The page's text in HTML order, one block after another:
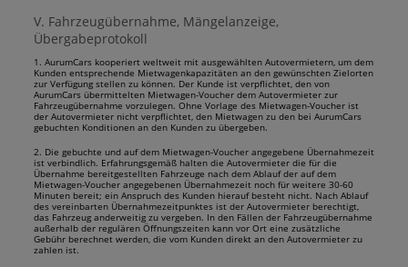
V. Fahrzeugübernahme, Mängelanzeige,
Übergabeprotokoll
1. AurumCars kooperiert weltweit mit ausgewählten Autovermietern, um dem
Kunden entsprechende Mietwagenkapazitäten an den gewünschten Zielorten
zur Verfügung stellen zu können. Der Kunde ist verpflichtet, den von
AurumCars übermittelten Mietwagen-Voucher dem Autovermieter zur
Fahrzeugübernahme vorzulegen. Ohne Vorlage des Mietwagen-Voucher ist
der Autovermieter nicht verpflichtet, den Mietwagen zu den bei AurumCars
gebuchten Konditionen an den Kunden zu übergeben.
2. Die gebuchte und auf dem Mietwagen-Voucher angegebene Übernahmezeit
ist verbindlich. Erfahrungsgemäß halten die Autovermieter die für die
Übernahme bereitgestellten Fahrzeuge nach dem Ablauf der auf dem
Mietwagen-Voucher angegebenen Übernahmezeit noch für weitere 30-60
Minuten bereit; ein Anspruch des Kunden hierauf besteht nicht. Nach Ablauf
des vereinbarten Übernahmezeitpunktes ist der Autovermieter berechtigt,
das Fahrzeug anderweitig zu vergeben. In den Fällen der Fahrzeugübernahme
außerhalb der regulären Öffnungszeiten kann vor Ort eine zusätzliche
Gebühr berechnet werden, die vom Kunden direkt an den Autovermieter zu
zahlen ist.